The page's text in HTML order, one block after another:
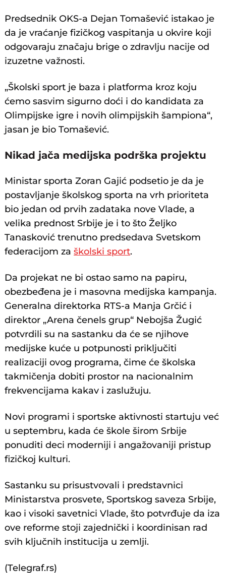
Predsednik OKS-a Dejan Tomašević istakao je
da je vraćanje fizičkog vaspitanja u okvire koji
odgovaraju značaju brige o zdravlju nacije od
izuzetne važnosti.
„Školski sport je baza i platforma kroz koju
ćemo sasvim sigurno doći i do kandidata za
Olimpijske igre i novih olimpijskih šampiona“,
jasan je bio Tomašević.
Nikad jača medijska podrška projektu
Ministar sporta Zoran Gajić podsetio je da je
postavljanje školskog sporta na vrh prioriteta
bio jedan od prvih zadataka nove Vlade, a
velika prednost Srbije je i to što Željko
Tanasković trenutno predsedava Svetskom
federacijom zaškolski sport.
Da projekat ne bi ostao samo na papiru,
obezbeđena je i masovna medijska kampanja.
Generalna direktorka RTS-a Manja Grčić i
direktor „Arena čenels grup“ Nebojša Žugić
potvrdili su na sastanku da će se njihove
medijske kuće u potpunosti priključiti
realizaciji ovog programa, čime će školska
takmičenja dobiti prostor na nacionalnim
frekvencijama kakav i zaslužuju.
Novi programi i sportske aktivnosti startuju već
u septembru, kada će škole širom Srbije
ponuditi deci moderniji i angažovaniji pristup
fizičkoj kulturi.
Sastanku su prisustvovali i predstavnici
Ministarstva prosvete, Sportskog saveza Srbije,
kao i visoki savetnici Vlade, što potvrđuje da iza
ove reforme stoji zajednički i koordinisan rad
svih ključnih institucija u zemlji.
(Telegraf.rs)